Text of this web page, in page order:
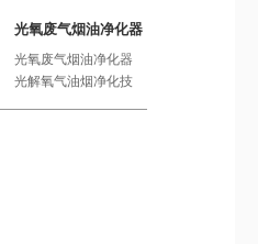
光氧废气烟油净化器
光氧废气烟油净化器
光解氧气油烟净化技